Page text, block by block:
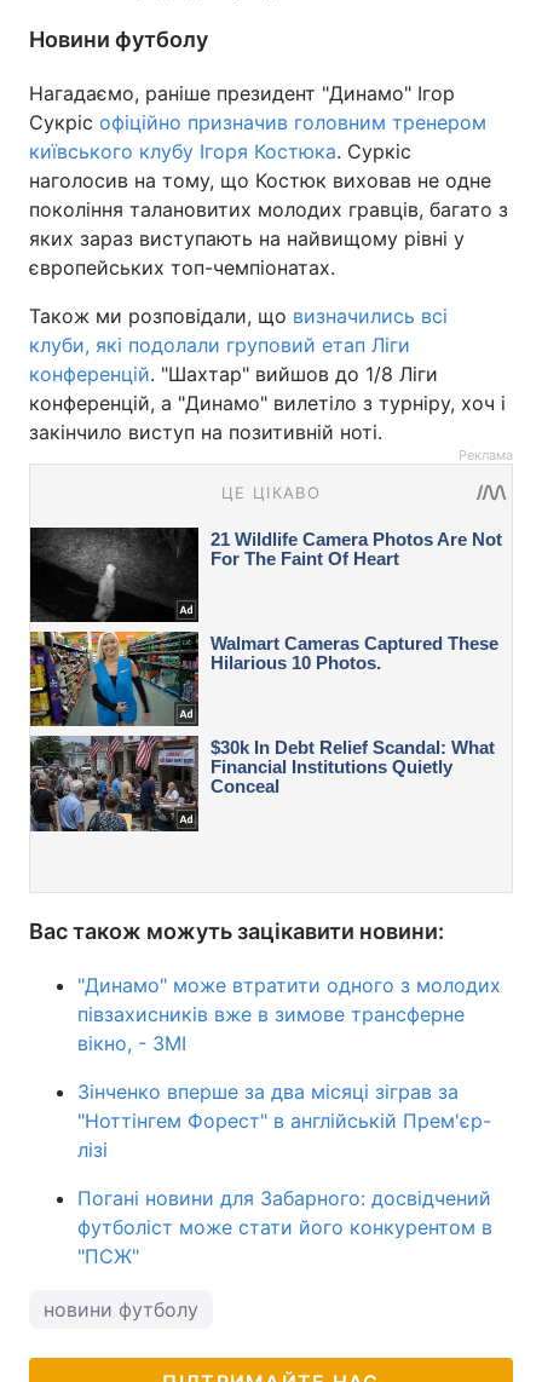
Новини футболу
Нагадаємо, раніше президент "Динамо" Ігор
Сукріс офіційно призначив головним тренером
київського клубу Ігоря Костюка. Суркіс
наголосив на тому, що Костюк виховав не одне
покоління талановитих молодих гравців, багато з
яких зараз виступають на найвищому рівні у
європейських топ-чемпіонатах.
Також ми розповідали, що визначились всі
клуби, які подолали груповий етап Ліги
конференцій. "Шахтар" вийшов до 1/8 Ліги
конференцій, а "Динамо" вилетіло з турніру, хоч і
закінчило виступ на позитивній ноті.
Реклама
Вас також можуть зацікавити новини:
"Динамо" може втратити одного з молодих
півзахисників вже в зимове трансферне
вікно, - ЗМІ
Зінченко вперше за два місяці зіграв за
"Ноттінгем Форест" в англійській Прем'єр-
лізі
Погані новини для Забарного: досвідчений
футболіст може стати його конкурентом в
"ПСЖ"
новини футболу